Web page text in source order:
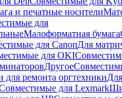
и печатные носители
для
Малоформатная бумага
для CanonДля
для OKI
Другое
для ремонта оргтехникиДля
для Lexmark